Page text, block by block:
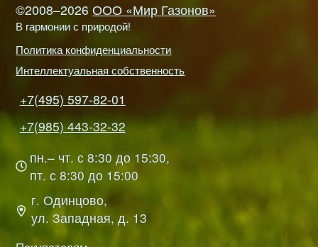
©2008–2026 ООО «Мир Газонов»
В гармонии с природой!
Политика конфиденциальности
Интеллектуальная собственность
+7(495) 597-82-01
+7(985) 443-32-32
пн.– чт. с 8:30 до 15:30,
пт. с 8:30 до 15:00
г. Одинцово,
ул. Западная, д. 13